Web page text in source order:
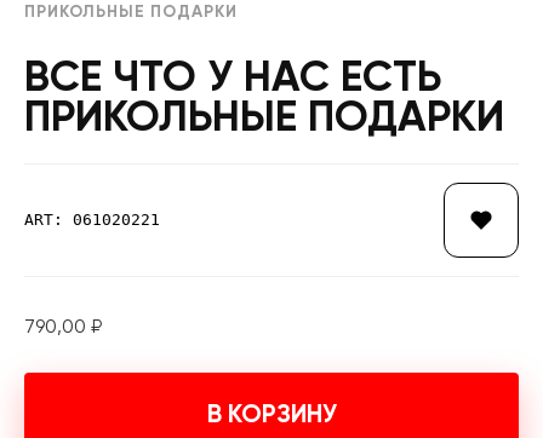
ПРИКОЛЬНЫЕ ПОДАРКИ
ВСЕ ЧТО У НАС ЕСТЬ
ПРИКОЛЬНЫЕ ПОДАРКИ
ART: 061020221
790,00 ₽
В КОРЗИНУ